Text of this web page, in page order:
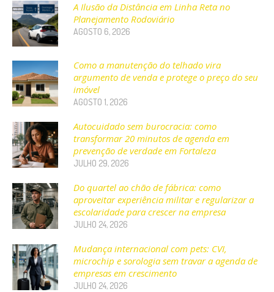
A Ilusão da Distância em Linha Reta no
Planejamento Rodoviário
AGOSTO 6, 2026
Como a manutenção do telhado vira
argumento de venda e protege o preço do seu
imóvel
AGOSTO 1, 2026
Autocuidado sem burocracia: como
transformar 20 minutos de agenda em
prevenção de verdade em Fortaleza
JULHO 29, 2026
Do quartel ao chão de fábrica: como
aproveitar experiência militar e regularizar a
escolaridade para crescer na empresa
JULHO 24, 2026
Mudança internacional com pets: CVI,
microchip e sorologia sem travar a agenda de
empresas em crescimento
JULHO 24, 2026